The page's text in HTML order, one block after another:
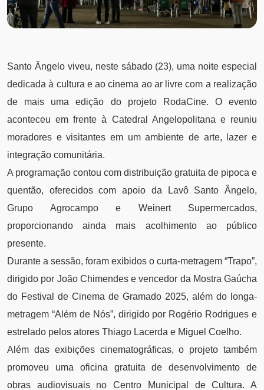
Santo Ângelo viveu, neste sábado (23), uma noite especial
dedicada à cultura e ao cinema ao ar livre com a realização
de mais uma edição do projeto RodaCine. O evento
aconteceu em frente à Catedral Angelopolitana e reuniu
moradores e visitantes em um ambiente de arte, lazer e
integração comunitária.
A programação contou com distribuição gratuita de pipoca e
quentão, oferecidos com apoio da Lavô Santo Ângelo,
Grupo Agrocampo e Weinert Supermercados,
proporcionando ainda mais acolhimento ao público
presente.
Durante a sessão, foram exibidos o curta-metragem “Trapo”,
dirigido por João Chimendes e vencedor da Mostra Gaúcha
do Festival de Cinema de Gramado 2025, além do longa-
metragem “Além de Nós”, dirigido por Rogério Rodrigues e
estrelado pelos atores Thiago Lacerda e Miguel Coelho.
Além das exibições cinematográficas, o projeto também
promoveu uma oficina gratuita de desenvolvimento de
obras audiovisuais no Centro Municipal de Cultura. A